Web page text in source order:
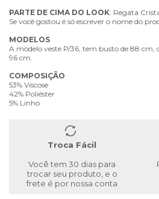
PARTE DE CIMA DO LOOK: Regata
Se você gostou é só escrever o nome do
MODELOS
A modelo veste P/36, tem busto de 88 cm,
96 cm.
COMPOSIÇÃO
53% Viscose
42% Poliéster
5% Linho
Troca Fácil
Você tem 30 dias para
trocar seu produto, e o
frete é por nossa conta